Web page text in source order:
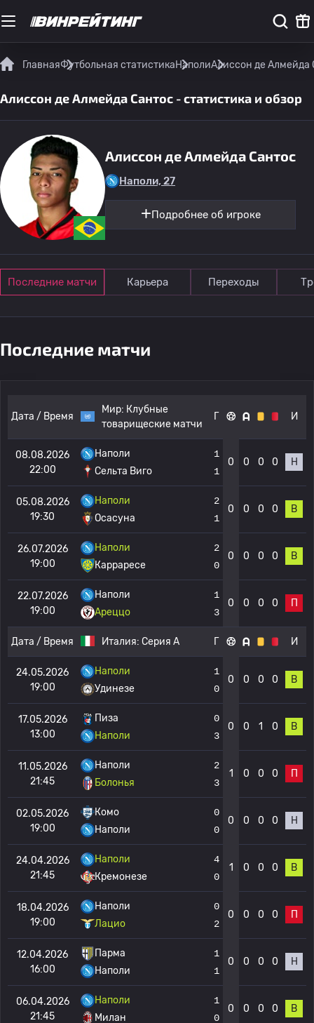
ГлавнаяФутбольная статистикаНаполиАлиссон де Алмейда
Алиссон де Алмейда Сантос - статистика и обзор
Алиссон де Алмейда Сантос
Наполи, 27
Подробнее об игроке
Последние матчи Карьера Переходы
Последние матчи
Дата / Время
Мир: Клубные
товарищеские матчи
Г И
08.08.2026
22:00
Наполи
Сельта Виго
1
1
0 0 0 0 Н
05.08.2026
19:30
Наполи
Осасуна
2
1
0 0 0 0 В
26.07.2026
19:00
Наполи
Карраресе
2
0
0 0 0 0 В
22.07.2026
19:00
Наполи
Ареццо
1
3
0 0 0 0 П
Дата / Время Италия: Серия А Г И
24.05.2026
19:00
Наполи
Удинезе
1
0
0 0 0 0 В
17.05.2026
13:00
Пиза
Наполи
0
3
0 0 1 0 В
11.05.2026
21:45
Наполи
Болонья
2
3
1 0 0 0 П
02.05.2026
19:00
Комо
Наполи
0
0
0 0 0 0 Н
24.04.2026
21:45
Наполи
Кремонезе
4
0
1 0 0 0 В
18.04.2026
19:00
Наполи
Лацио
0
2
0 0 0 0 П
12.04.2026
16:00
Парма
Наполи
1
1
0 0 0 0 Н
06.04.2026
21:45
Наполи
Милан
1
0
0 0 0 0 В